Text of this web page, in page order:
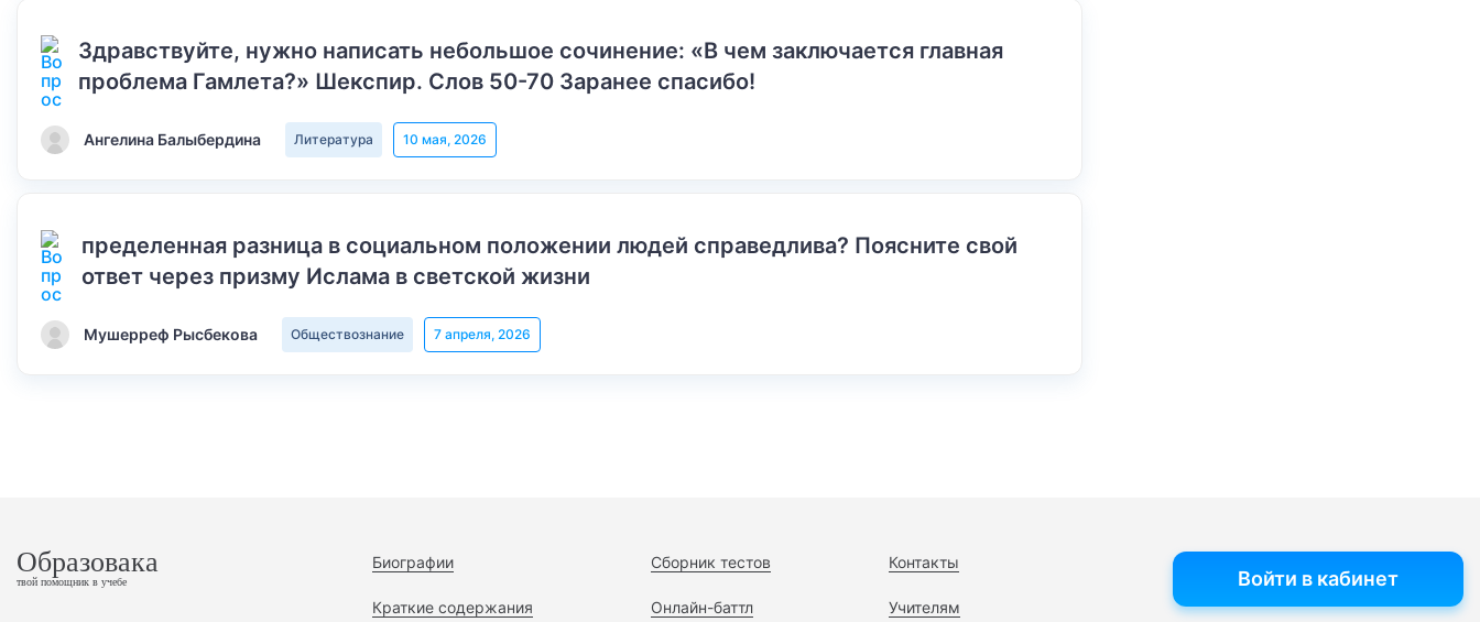
Здравствуйте, нужно написать небольшое сочинение: «В чем заключается главная
проблема Гамлета?» Шекспир. Слов 50-70 Заранее спасибо!
Ангелина Балыбердина Литература 10 мая, 2026
пределенная разница в социальном положении людей справедлива? Поясните свой
ответ через призму Ислама в светской жизни
Мушерреф Рысбекова Обществознание 7 апреля, 2026
Образовака
твой помощник в учебе
Биографии
Краткие содержания
Сборник тестов
Онлайн-баттл
Контакты
Учителям
Войти в кабинет